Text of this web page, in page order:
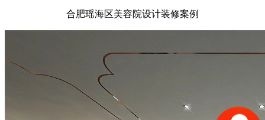
合肥瑶海区美容院设计装修案例